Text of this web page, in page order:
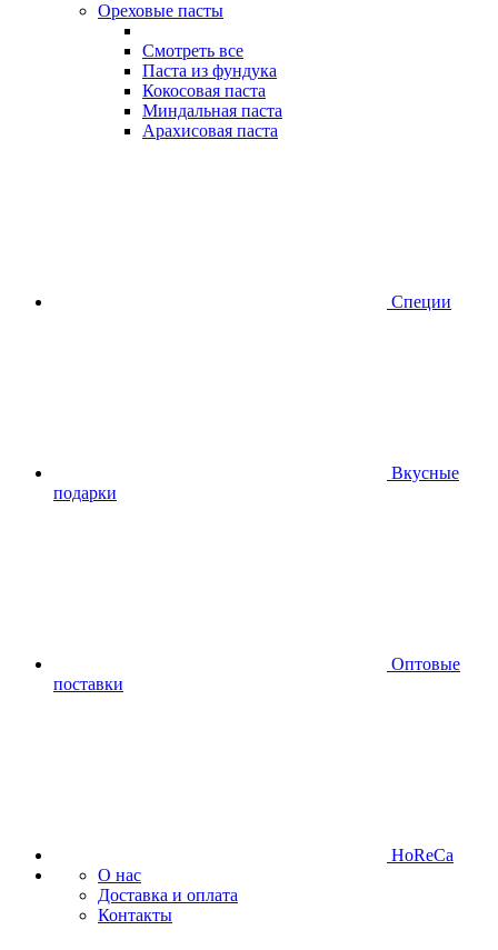
Ореховые пасты
Смотреть все
Паста из фундука
Кокосовая паста
Миндальная паста
Арахисовая паста
Специи
Вкусные
подарки
Оптовые
поставки
HoReCa
О нас
Доставка и оплата
Контакты